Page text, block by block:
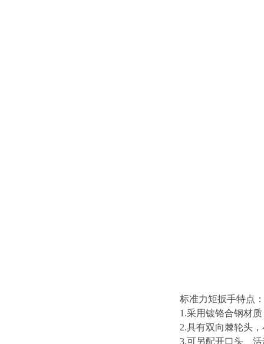
标准力矩扳手特点：
1.采用镀铬合钢材
2.具有双向棘轮头
3.可另配开口头、